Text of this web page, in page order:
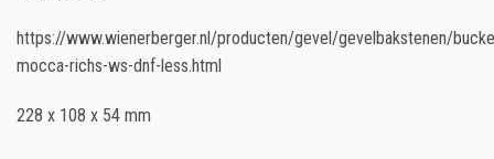
https://www.wienerberger.nl/producten/gevel/gevelbakstenen/
mocca-richs-ws-dnf-less.html
228 x 108 x 54 mm